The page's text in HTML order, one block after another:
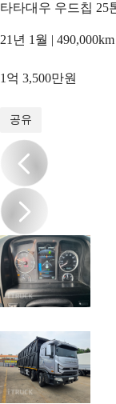
타타대우 우드칩 25
21년 1월 | 490,000km
1억 3,500만원
공유
/16